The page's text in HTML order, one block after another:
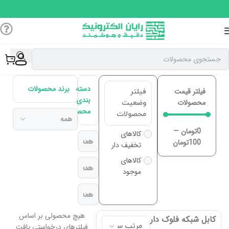
فیلتر قیمت
محصولات
0تومان —
100تومان
فیلتر
وضعیت
محصولات
کالاهای
تخفیف دار
کالاهای
موجود
دسته
بندی
محصولات
برند محصولات
کابل شبکه فلوک دار
هیچ محصولی بر اساس